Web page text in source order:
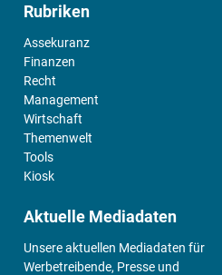
Rubriken
Assekuranz
Finanzen
Recht
Management
Wirtschaft
Themenwelt
Tools
Kiosk
Aktuelle Mediadaten
Unsere aktuellen Mediadaten für
Werbetreibende, Presse und